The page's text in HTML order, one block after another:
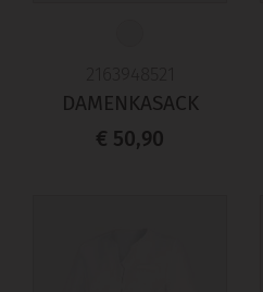
DAMENKASACK
€ 50,90